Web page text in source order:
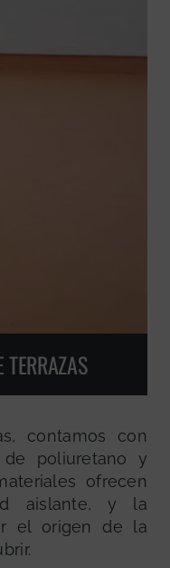
contamos con
de poliuretano y
ofrecen
aislante, y la
el origen de la